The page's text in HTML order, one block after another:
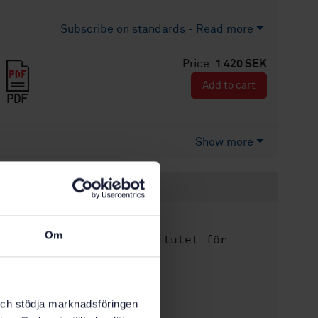
Om
stödja marknadsföringen
Subscribe on standards - Read more
Price: 1 420 SEK
PDF
Add to cart
Show more
Product information
Language: Swedish
Written by:
Svenska institutet för
standarder
STD-80048674